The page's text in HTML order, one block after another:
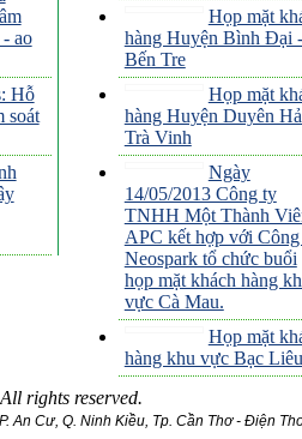
ao
Hỗ
soát
Họp mặt
hàng Huyện Bình Đại -
Bến Tre
Họp mặt
hàng Huyện Duyên
Trà Vinh
Ngày
14/05/2013 Công ty
TNHH Một Thành
APC kết hợp với
Neospark tổ chức buổi
họp mặt khách hàng
vực Cà Mau.
Họp mặt
hàng khu vực Bạc Liêu
rights reserved.
An Cư, Q. Ninh Kiều, Tp. Cần Thơ- Điện